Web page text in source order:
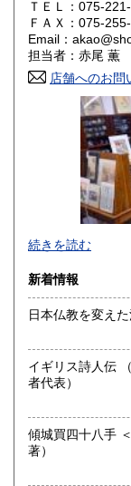
山口県
香川県
沖縄県
ＴＥＬ：075-
ＦＡＸ：075-
Email：
担当者：赤尾 薫
店舗へのお問
京都・寺町二条
原町六角から移
典籍などを扱っ
本の古本屋」か
めメールにて有
頭に無い場合が
Akao Shobundo
続きを読む
新着情報
イギリス詩人伝 （サミュエル・ジョンソン 著 ; 小林章夫 訳
者代表）
傾城買四十八手 ＜複
著）